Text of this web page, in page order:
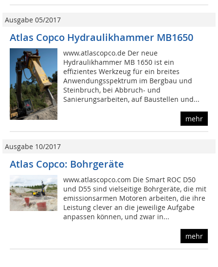
Ausgabe 05/2017
Atlas Copco Hydraulikhammer MB1650
www.atlascopco.de Der neue
Hydraulikhammer MB 1650 ist ein
effizientes Werkzeug für ein breites
Anwendungsspektrum im Bergbau und
Steinbruch, bei Abbruch- und
Sanierungsarbeiten, auf Baustellen und...
mehr
Ausgabe 10/2017
Atlas Copco: Bohrgeräte
www.atlascopco.com Die Smart ROC D50
und D55 sind vielseitige Bohrgeräte, die mit
emissionsarmen Motoren arbeiten, die ihre
Leistung clever an die jeweilige Aufgabe
anpassen können, und zwar in...
mehr